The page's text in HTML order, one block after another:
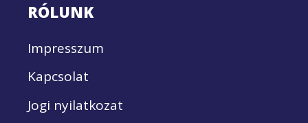
RÓLUNK
Impresszum
Kapcsolat
Jogi nyilatkozat